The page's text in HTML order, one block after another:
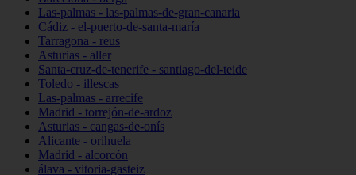
Las-palmas - las-palmas-de-gran-canaria
Cádiz - el-puerto-de-santa-maría
Tarragona - reus
Asturias - aller
Santa-cruz-de-tenerife - santiago-del-teide
Toledo - illescas
Las-palmas - arrecife
Madrid - torrejón-de-ardoz
Asturias - cangas-de-onís
Alicante - orihuela
Madrid - alcorcón
álava - vitoria-gasteiz